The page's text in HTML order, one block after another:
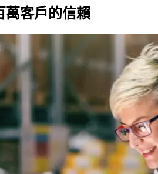
萬客戶的信賴